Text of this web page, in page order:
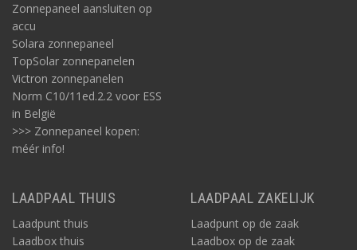
Zonnepaneel aansluiten op
accu
Solara zonnepaneel
TopSolar zonnepanelen
Victron zonnepanelen
Norm C10/11ed.2.2 voor ESS
in België
>>> Zonnepaneel kopen:
méér info!
LAADPAAL THUIS
Laadpunt thuis
Laadbox thuis
LAADPAAL ZAKELIJK
Laadpunt op de zaak
Laadbox op de zaak